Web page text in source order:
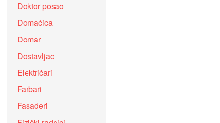
Doktor posao
Domaćica
Domar
Dostavljac
Električari
Farbari
Fasaderi